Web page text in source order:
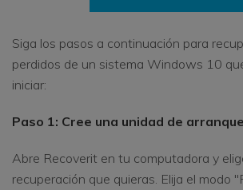
Siga los pasos a continuación para
perdidos de un sistema Windows 10
iniciar:
Paso 1: Cree una unidad de arranque
Abre Recoverit en tu computadora y
recuperación que quieras. Elija el modo